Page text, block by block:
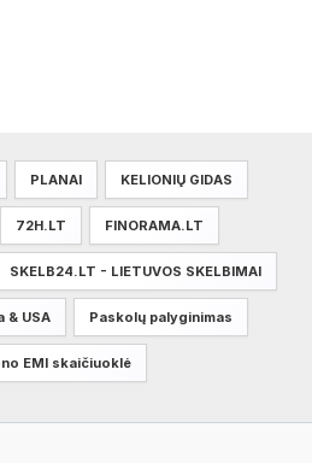
PLANAI KELIONIŲ GIDAS
72H.LT FINORAMA.LT
SKELB24.LT - LIETUVOS SKELBIMAI
& USA Paskolų palyginimas
EMI skaičiuoklė